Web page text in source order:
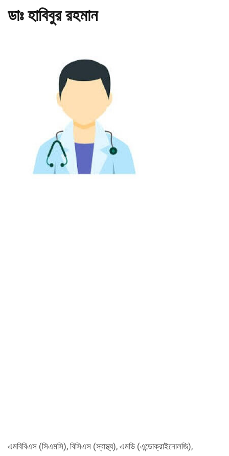
ডাঃ হাবিবুর রহমান
এমবিবিএস (সিএমসি), বিসিএস (স্বাস্থ্য), এমডি (এন্ডোক্রাইনোলজি),